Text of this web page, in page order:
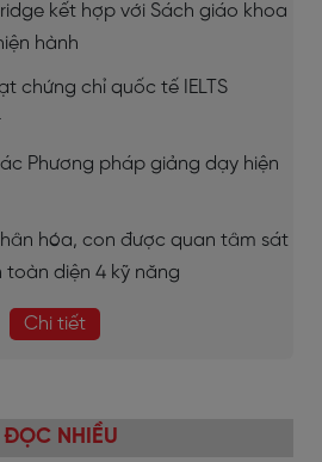
kết hợp với Sách giáo khoa
hành
chứng chỉ quốc tế IELTS
Phương pháp giảng dạy hiện
hóa, con được quan tâm sát
toàn diện 4 kỹ năng
Chi tiết
ĐỌC NHIỀU